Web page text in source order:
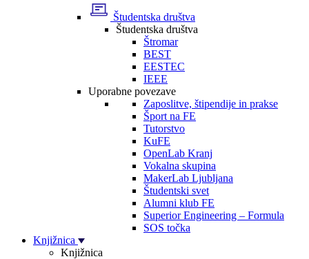
Študentska društva
Študentska društva
Štromar
BEST
EESTEC
IEEE
Uporabne povezave
Zaposlitve, štipendije in prakse
Šport na FE
Tutorstvo
KuFE
OpenLab Kranj
Vokalna skupina
MakerLab Ljubljana
Študentski svet
Alumni klub FE
Superior Engineering – Formula
SOS točka
Knjižnica
Knjižnica